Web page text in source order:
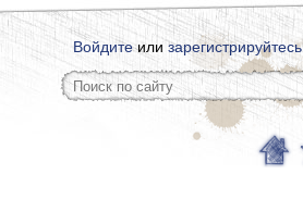
Войдитеилизарегистрируйтесь